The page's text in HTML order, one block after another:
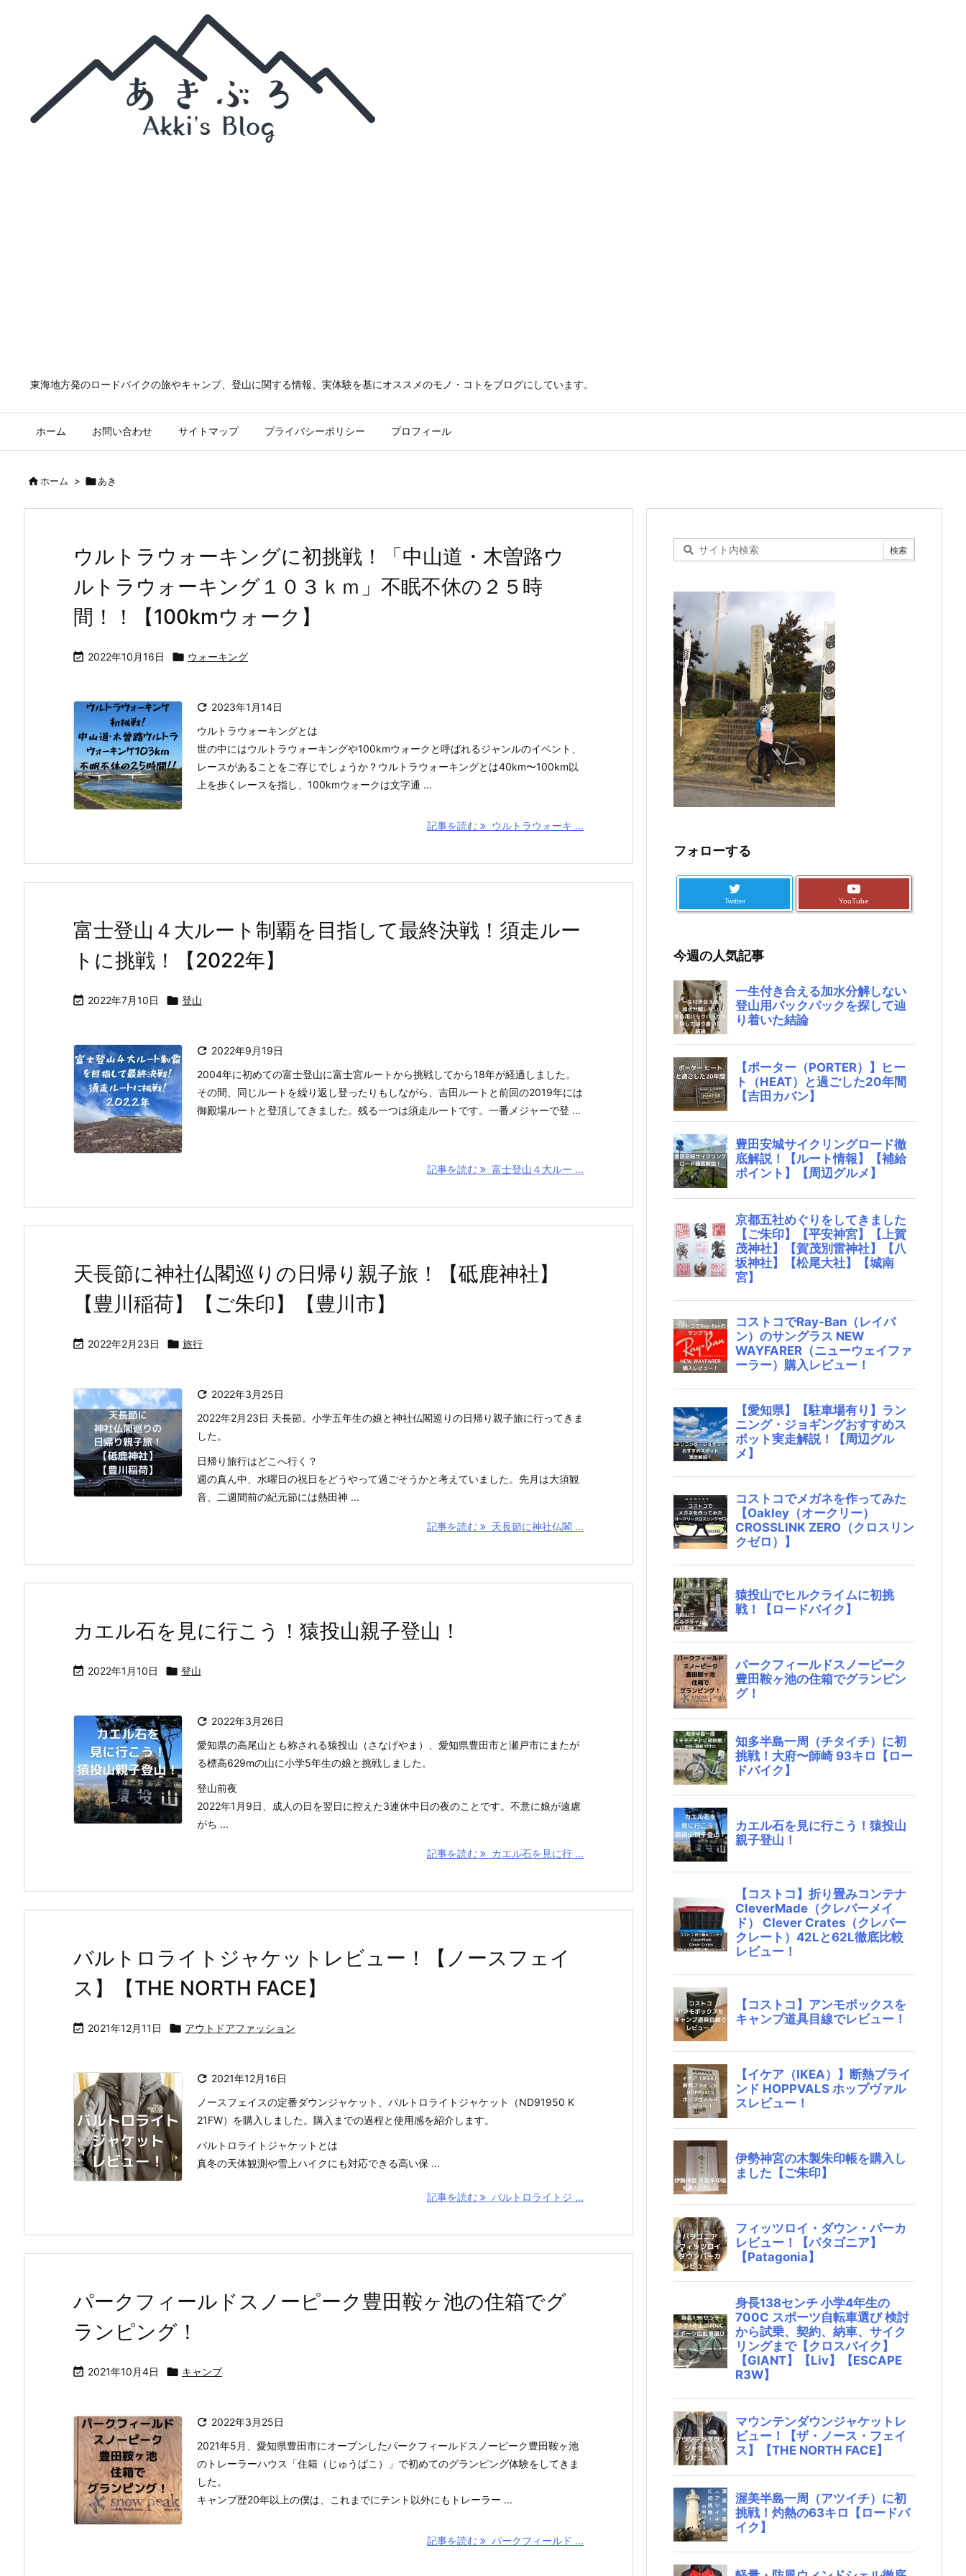
東海地方発のロードバイクの旅やキャンプ、登山に関する情報、実体験を基にオススメのモノ・コトをブログにしています。
ホーム お問い合わせ サイトマップ プライバシーポリシー プロフィール
ホーム > あき
ウルトラウォーキングに初挑戦！「中山道・木曽路ウ
ルトラウォーキング１０３ｋｍ」不眠不休の２５時
間！！【100kmウォーク】
 2022年10月16日  ウォーキング
 2023年1月14日
ウルトラウォーキングとは
世の中にはウルトラウォーキングや100kmウォークと呼ばれるジャンルのイベント、
レースがあることをご存じでしょうか？ウルトラウォーキングとは40km〜100km以
上を歩くレースを指し、100kmウォークは文字通 ...
記事を読む ウルトラウォーキ ...
富士登山４大ルート制覇を目指して最終決戦！須走ルー
トに挑戦！【2022年】
 2022年7月10日  登山
 2022年9月19日
2004年に初めての富士登山に富士宮ルートから挑戦してから18年が経過しました。
その間、同じルートを繰り返し登ったりもしながら、吉田ルートと前回の2019年には
御殿場ルートと登頂してきました。残る一つは須走ルートです。一番メジャーで登 ...
記事を読む 富士登山４大ルー ...
天長節に神社仏閣巡りの日帰り親子旅！【砥鹿神社】
【豊川稲荷】【ご朱印】【豊川市】
 2022年2月23日  旅行
 2022年3月25日
2022年2月23日 天長節。小学五年生の娘と神社仏閣巡りの日帰り親子旅に行ってきま
した。
日帰り旅行はどこへ行く？
週の真ん中、水曜日の祝日をどうやって過ごそうかと考えていました。先月は大須観
音、二週間前の紀元節には熱田神 ...
記事を読む 天長節に神社仏閣 ...
カエル石を見に行こう！猿投山親子登山！
 2022年1月10日  登山
 2022年3月26日
愛知県の高尾山とも称される猿投山（さなげやま）、愛知県豊田市と瀬戸市にまたが
る標高629mの山に小学5年生の娘と挑戦しました。
登山前夜
2022年1月9日、成人の日を翌日に控えた3連休中日の夜のことです。不意に娘が遠慮
がち ...
記事を読む カエル石を見に行 ...
バルトロライトジャケットレビュー！【ノースフェイ
ス】【THE NORTH FACE】
 2021年12月11日  アウトドアファッション
 2021年12月16日
ノースフェイスの定番ダウンジャケット、バルトロライトジャケット（ND91950 K
21FW）を購入しました。購入までの過程と使用感を紹介します。
バルトロライトジャケットとは
真冬の天体観測や雪上ハイクにも対応できる高い保 ...
記事を読む バルトロライトジ ...
パークフィールドスノーピーク豊田鞍ヶ池の住箱でグ
ランピング！
 2021年10月4日  キャンプ
 2022年3月25日
2021年5月、愛知県豊田市にオープンしたパークフィールドスノーピーク豊田鞍ヶ池
のトレーラーハウス「住箱（じゅうばこ）」で初めてのグランピング体験をしてきま
した。
キャンプ歴20年以上の僕は、これまでにテント以外にもトレーラー ...
記事を読む パークフィールド ...
フォローする
Twitter YouTube
今週の人気記事